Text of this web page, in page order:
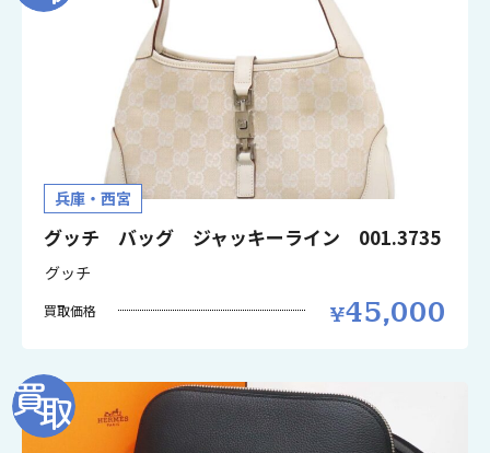
兵庫・西宮
グッチ バッグ ジャッキーライン 001.3735
グッチ
買取価格 45,000